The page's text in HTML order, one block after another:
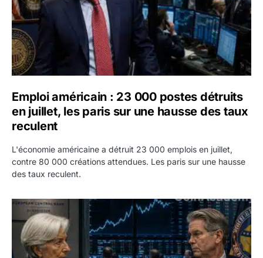
Emploi américain : 23 000 postes détruits
en juillet, les paris sur une hausse des taux
reculent
L'économie américaine a détruit 23 000 emplois en juillet,
contre 80 000 créations attendues. Les paris sur une hausse
des taux reculent.
Yen : Washington a vendu des euros sans prévenir la